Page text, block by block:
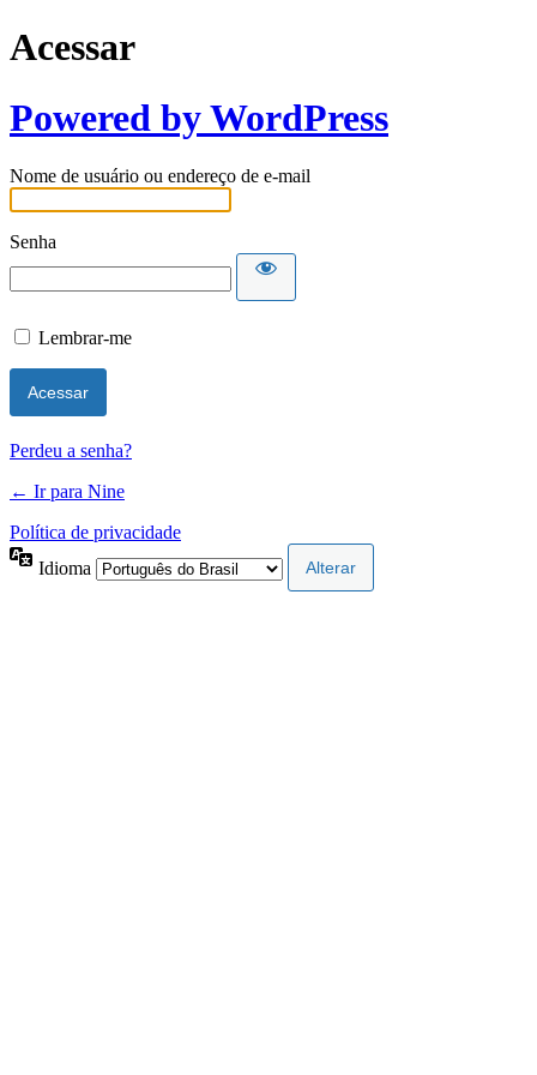
Acessar
Powered by WordPress
Nome de usuário ou endereço de e-mail
Senha
Lembrar-me
Perdeu a senha?
← Ir para Nine
Política de privacidade
Idioma